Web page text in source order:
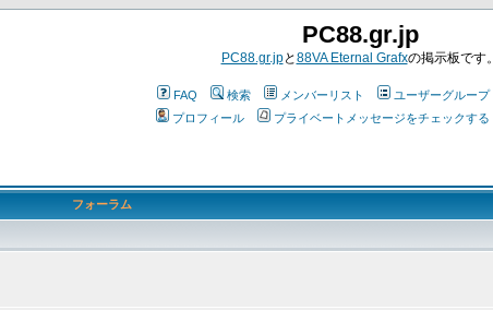
PC88.gr.jp
PC88.gr.jpと88VA Eternal Grafxの掲示板です。
FAQ 検索 メンバーリスト ユーザーグループ
プロフィール
プライベートメッセージをチェックする
フォーラム